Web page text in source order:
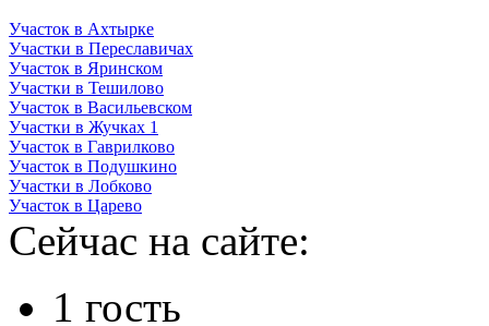
Участок в Ахтырке
Участки в Переславичах
Участок в Яринском
Участки в Тешилово
Участок в Васильевском
Участки в Жучках 1
Участок в Гаврилково
Участок в Подушкино
Участки в Лобково
Участок в Царево
Сейчас на сайте:
1 гость